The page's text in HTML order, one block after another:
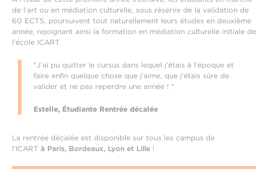
de l'art ou en médiation culturelle, sous réserve de la validation de
60 ECTS, poursuivent tout naturellement leurs études en deuxième
année, rejoignant ainsi la formation en médiation culturelle initiale de
l'école ICART.
"J'ai pu quitter le cursus dans lequel j'étais à l'époque et
faire enfin quelque chose que j'aime, que j'étais sûre de
valider et ne pas reperdre une année ! "
Estelle, Étudiante Rentrée décalée
La rentrée décalée est disponible sur tous les campus de
l'ICART à Paris, Bordeaux, Lyon et Lille !